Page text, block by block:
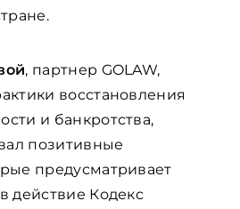
, партнер GOLAW,
восстановления
и банкротства,
позитивные
предусматривает
действие Кодекс